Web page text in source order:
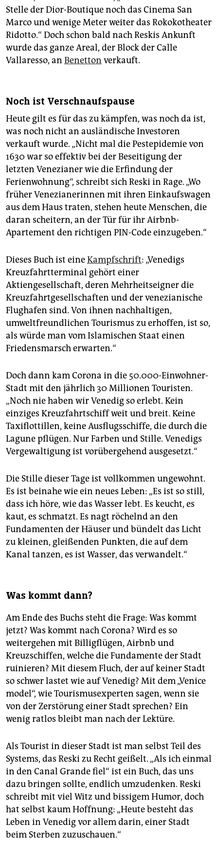
Stelle der Dior-Boutique noch das Cinema San
Marco und wenige Meter weiter das Rokokotheater
Ridotto.“ Doch schon bald nach Reskis Ankunft
wurde das ganze Areal, der Block der Calle
Vallaresso, an Benetton verkauft.
Noch ist Verschnaufspause
Heute gilt es für das zu kämpfen, was noch da ist,
was noch nicht an ausländische Investoren
verkauft wurde. „Nicht mal die Pestepidemie von
1630 war so effektiv bei der Beseitigung der
letzten Venezianer wie die Erfindung der
Ferienwohnung“, schreibt sich Reski in Rage. „Wo
früher Venezianerinnen mit ihren Einkaufswagen
aus dem Haus traten, stehen heute Menschen, die
daran scheitern, an der Tür für ihr Airbnb-
Apartement den richtigen PIN-Code einzugeben.“
Dieses Buch ist eineKampfschrift: „Venedigs
Kreuzfahrtterminal gehört einer
Aktiengesellschaft, deren Mehrheitseigner die
Kreuzfahrtgesellschaften und der venezianische
Flughafen sind. Von ihnen nachhaltigen,
umweltfreundlichen Tourismus zu erhoffen, ist so,
als würde man vom Islamischen Staat einen
Friedensmarsch erwarten.“
Doch dann kam Corona in die 50.000-Einwohner-
Stadt mit den jährlich 30 Millionen Touristen.
„Noch nie haben wir Venedig so erlebt. Kein
einziges Kreuzfahrtschiff weit und breit. Keine
Taxiflottillen, keine Ausflugsschiffe, die durch die
Lagune pflügen. Nur Farben und Stille. Venedigs
Vergewaltigung ist vorübergehend ausgesetzt.“
Die Stille dieser Tage ist vollkommen ungewohnt.
Es ist beinahe wie ein neues Leben: „Es ist so still,
dass ich höre, wie das Wasser lebt. Es keucht, es
kaut, es schmatzt. Es nagt röchelnd an den
Fundamenten der Häuser und bündelt das Licht
zu kleinen, gleißenden Punkten, die auf dem
Kanal tanzen, es ist Wasser, das verwandelt.“
Was kommt dann?
Am Ende des Buchs steht die Frage: Was kommt
jetzt? Was kommt nach Corona? Wird es so
weitergehen mit Billigflügen, Airbnb und
Kreuzschiffen, welche die Fundamente der Stadt
ruinieren? Mit diesem Fluch, der auf keiner Stadt
so schwer lastet wie auf Venedig? Mit dem „Venice
model“, wie Tourismusexperten sagen, wenn sie
von der Zerstörung einer Stadt sprechen? Ein
wenig ratlos bleibt man nach der Lektüre.
Als Tourist in dieser Stadt ist man selbst Teil des
Systems, das Reski zu Recht geißelt. „Als ich einmal
in den Canal Grande fiel“ ist ein Buch, das uns
dazu bringen sollte, endlich umzudenken. Reski
schreibt mit viel Witz und bissigem Humor, doch
hat selbst kaum Hoffnung: „Heute besteht das
Leben in Venedig vor allem darin, einer Stadt
beim Sterben zuzuschauen.“